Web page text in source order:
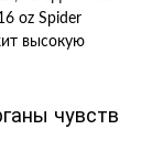
oz Spider
высокую
чувств